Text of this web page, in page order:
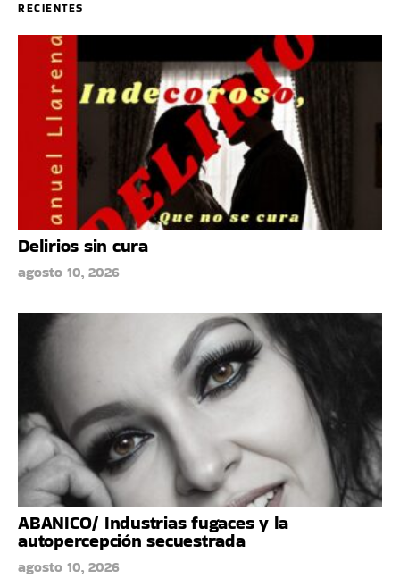
RECIENTES
Delirios sin cura
agosto 10, 2026
ABANICO/ Industrias fugaces y la
autopercepción secuestrada
agosto 10, 2026